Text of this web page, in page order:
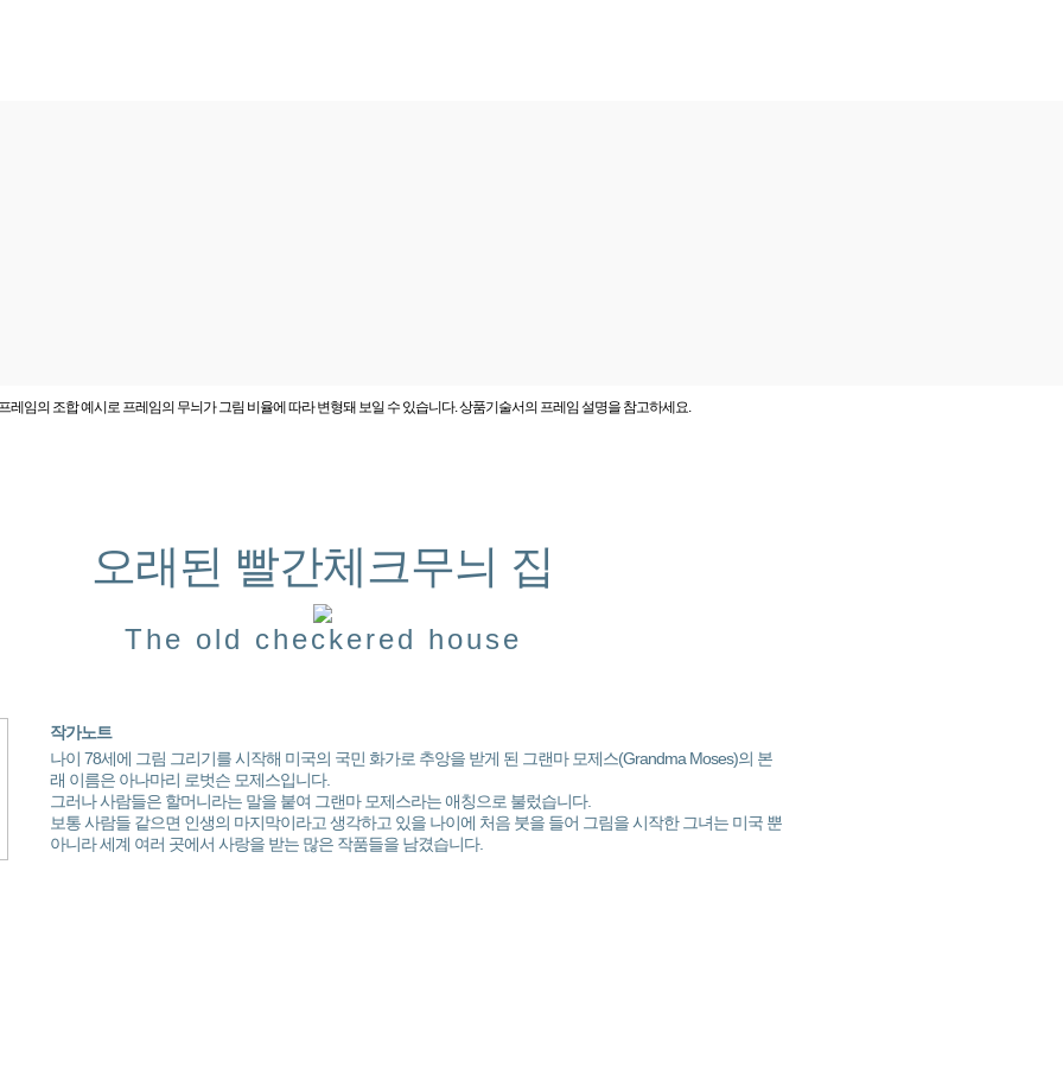
레임의 조합 예시로 프레임의 무늬가 그림 비율에 따라 변형돼 보일 수 있습니다. 상품기술서의 프레임 설명을 참고하세요.
오래된 빨간체크무늬 집
The old checkered house
작가노트
나이 78세에 그림 그리기를 시작해 미국의 국민 화가로 추앙을 받게 된 그랜마 모제스(Grandma Moses)의 본
래 이름은 아나마리 로벗슨 모제스입니다.
그러나 사람들은 할머니라는 말을 붙여 그랜마 모제스라는 애칭으로 불렀습니다.
보통 사람들 같으면 인생의 마지막이라고 생각하고 있을 나이에 처음 붓을 들어 그림을 시작한 그녀는 미국 뿐
아니라 세계 여러 곳에서 사랑을 받는 많은 작품들을 남겼습니다.